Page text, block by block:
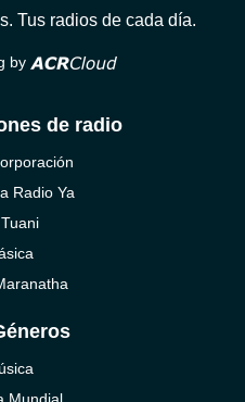
Tus radios de cada día.
by
de radio
Radio Ya